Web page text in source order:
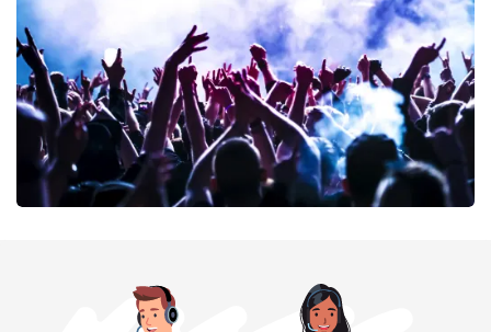
BESTEL NU
BESTEL NU